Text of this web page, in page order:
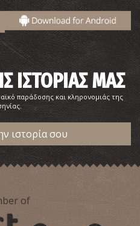
ΙΣΤΟΡΙΑΣ ΜΑΣ
παράδοσης και κληρονομιάς της
ιστορία σου
of